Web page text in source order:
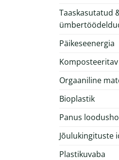
Taaskasutatud
Päikeseenergia
Orgaaniline
Bioplastik
Panus
Jõulukingituste
Plastikuvaba